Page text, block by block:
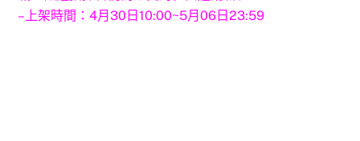
–上架時間：4月30日10:00~5月06日23:59